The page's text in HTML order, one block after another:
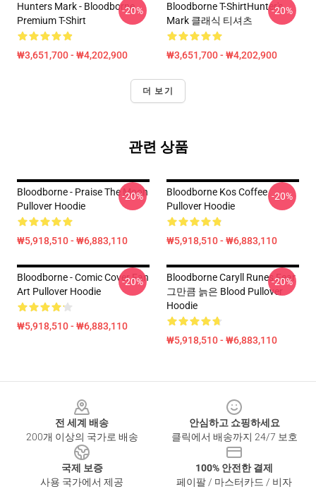
Hunters Mark - Bloodborne
Premium T-Shirt
₩3,651,700 - ₩4,202,900
-20%
Bloodborne T-ShirtHunter's
Mark 클래식 티셔츠
₩3,651,700 - ₩4,202,900
-20%
더 보기
관련 상품
Bloodborne - Praise The Moon
Pullover Hoodie
₩5,918,510 - ₩6,883,110
-20%
Bloodborne Kos Coffee
Pullover Hoodie
₩5,918,510 - ₩6,883,110
-20%
Bloodborne - Comic Cover Fan
Art Pullover Hoodie
₩5,918,510 - ₩6,883,110
-20%
Bloodborne Caryll Runes Fear
그만큼 늙은 Blood Pullover
Hoodie
₩5,918,510 - ₩6,883,110
-20%
전 세계 배송
200개 이상의 국가로 배송
안심하고 쇼핑하세요
클릭에서 배송까지 24/7 보호
국제 보증
사용 국가에서 제공
100% 안전한 결제
페이팔 / 마스터카드 / 비자